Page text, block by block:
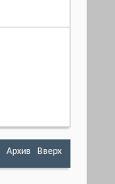
Архив Вверх